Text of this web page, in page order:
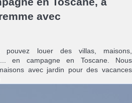
avec
pouvez louer des villas, maisons,
... en campagne en Toscane. Nous
avec jardin pour des vacances